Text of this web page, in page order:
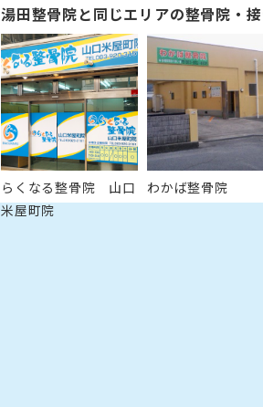
湯田整骨院と同じエリアの整骨院・
らくなる整骨院 山口
米屋町院
わかば整骨院